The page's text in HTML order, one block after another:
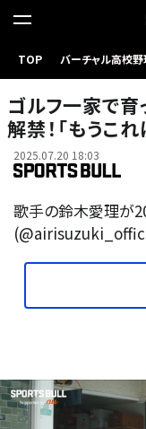
TOP バーチャル高校
ゴルフ一家で
解禁！「もうこ
2025.07.20 18:03
歌手の鈴木愛理が